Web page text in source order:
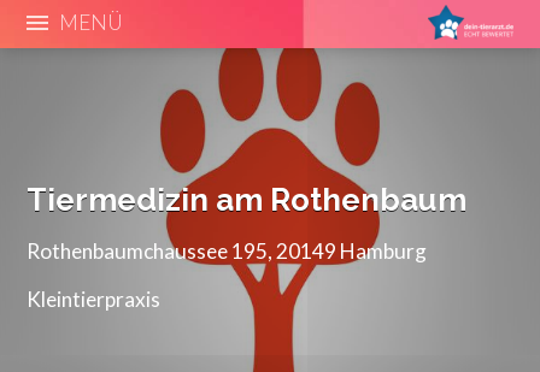
MENÜ
Tiermedizin am Rothenbaum
Rothenbaumchaussee 195, 20149 Hamburg
Kleintierpraxis